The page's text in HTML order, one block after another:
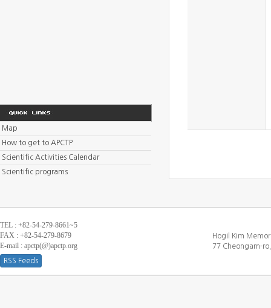
Map
How to get to APCTP
Scientific Activities Calendar
Scientific programs
TEL : +82-54-279-8661~5
FAX : +82-54-279-8679
E-mail : apctp(@)apctp.org
RSS Feeds
Hogil Kim
77 Cheongam-